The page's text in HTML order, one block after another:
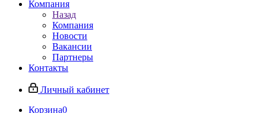
Компания
Назад
Компания
Новости
Вакансии
Партнеры
Контакты
Личный кабинет
Корзина0